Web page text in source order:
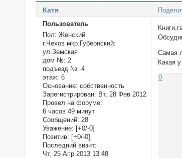
Катя
Пользователь
Пол: Женский
г.Чехов мкр.Губернский:
ул.Земская
дом №: 2
подъезд №: 4
этаж: 6
Основание: собственность
Зарегистрирован: Вт, 28 Фев 2012
Провел на форуме:
6 часов 49 минут
Сообщений: 28
Уважение: [+0/-0]
Позитив: [+0/-0]
Последний визит:
Чт, 25 Апр 2013 13:48
Самая
Какая
0